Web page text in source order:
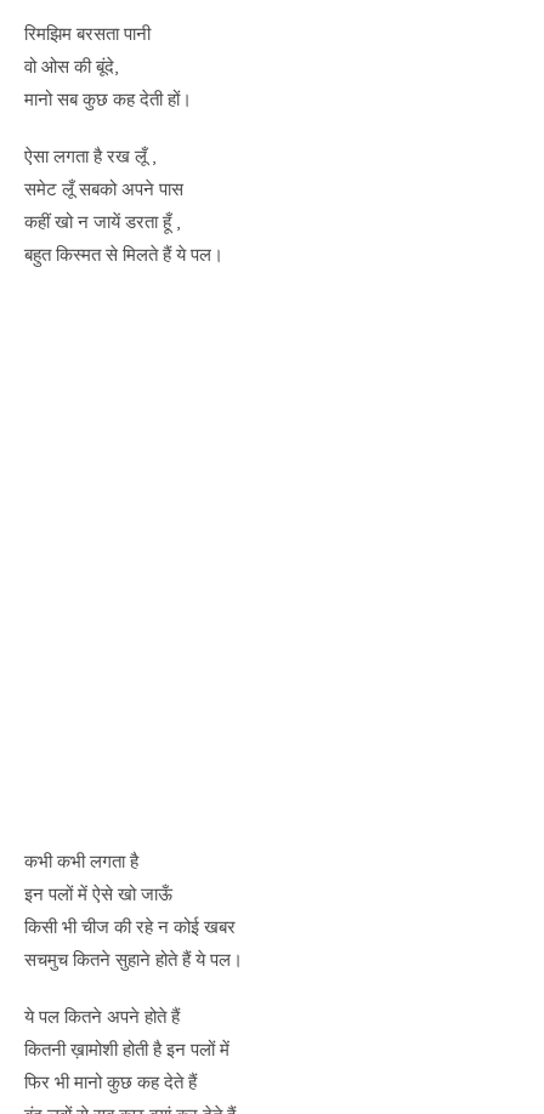
रिमझिम बरसता पानी
वो ओस की बूंदे,
मानो सब कुछ कह देती हों।
ऐसा लगता है रख लूँ ,
समेट लूँ सबको अपने पास
कहीं खो न जायें डरता हूँ ,
बहुत किस्मत से मिलते हैं ये पल।
कभी कभी लगता है
इन पलों में ऐसे खो जाऊँ
किसी भी चीज की रहे न कोई खबर
सचमुच कितने सुहाने होते हैं ये पल।
ये पल कितने अपने होते हैं
कितनी ख़ामोशी होती है इन पलों में
फिर भी मानो कुछ कह देते हैं